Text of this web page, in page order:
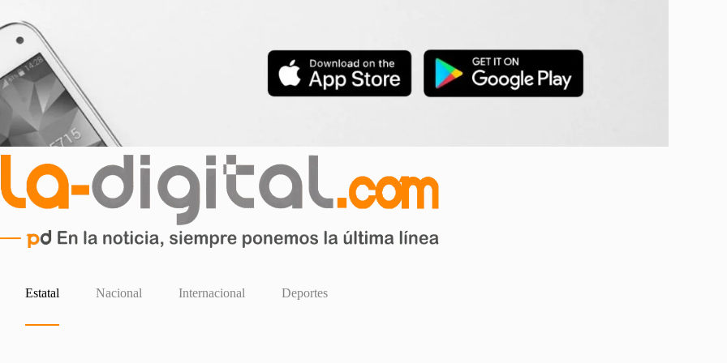
Estatal Nacional Internacional Deportes